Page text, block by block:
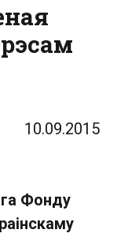
10.09.2015
Фонду